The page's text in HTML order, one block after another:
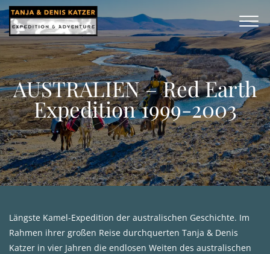
AUSTRALIEN – Red Earth
Expedition 1999-2003
Längste Kamel-Expedition der australischen Geschichte. Im
Rahmen ihrer großen Reise durchquerten Tanja & Denis
Katzer in vier Jahren die endlosen Weiten des australischen